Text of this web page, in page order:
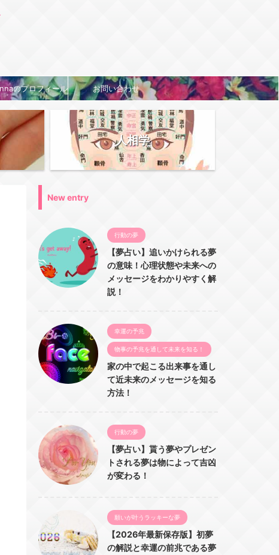
のプロフィール お問い合わせ
人相学
New entry
行動の夢
【夢占い】追いかけられる夢
の意味！心理状態や未来への
メッセージをわかりやすく解
説！
幸運の予兆
物事の予兆を通して未来を知る！
家の中で起こる出来事を通し
て近未来のメッセージを知る
方法！
行動の夢
【夢占い】貰う夢やプレゼン
トされる夢は物によって吉凶
が変わる！
願いが叶うラッキーな夢
【2026年最新保存版】初夢
の解説と幸運の前兆である夢